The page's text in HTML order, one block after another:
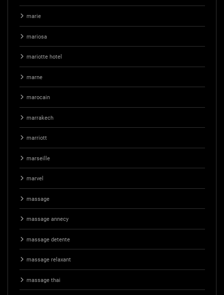
marie
mariosa
mariotte hotel
marne
marocain
marrakech
marriott
marseille
marvel
massage
massage annecy
massage detente
massage relaxant
massage thai